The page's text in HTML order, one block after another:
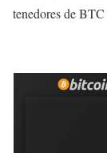
tenedores de BTC